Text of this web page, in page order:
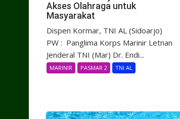
Akses Olahraga untuk
Masyarakat
Dispen Kormar, TNI AL (Sidoarjo)
PW : Panglima Korps Marinir Letnan
Jenderal TNI (Mar) Dr. Endi...
MARINIR PASMAR 2 TNI AL